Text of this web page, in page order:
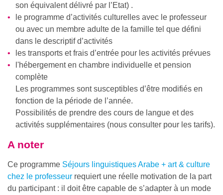
son équivalent délivré par l’Etat) .
le programme d’activités culturelles avec le professeur
ou avec un membre adulte de la famille tel que défini
dans le descriptif d’activités
les transports et frais d’entrée pour les activités prévues
l'hébergement en chambre individuelle et pension
complète
Les programmes sont susceptibles d’être modifiés en
fonction de la période de l’année.
Possibilités de prendre des cours de langue et des
activités supplémentaires (nous consulter pour les tarifs).
A noter
Ce programme Séjours linguistiques Arabe + art & culture
chez le professeur requiert une réelle motivation de la part
du participant : il doit être capable de s’adapter à un mode